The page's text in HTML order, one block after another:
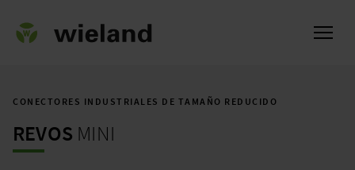
CONECTORES INDUSTRIALES DE TAMAÑO REDUCIDO
REVOS MINI